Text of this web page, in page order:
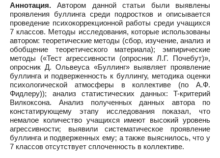
Аннотация. Автором данной статьи были выявлены
проявления буллинга среди подростков и описывается
проведение психокоррекционной работы среди учащихся
7 классов. Методы исследования, которые использованы
автором: теоретические методы (сбор, изучение, анализ и
обобщение теоретического материала); эмпирические
методы («Тест агрессивности (oпросник Л.Г. Почебут)»,
опросник Д. Ольвеуса «Буллинг» выявляет проявление
буллинга и подверженность к буллингу, методика оценки
психологической атмосферы в коллективе (по А.Ф.
Фидлеру)); анализ статистических данных: T-критерий
Вилкоксона. Анализ полученных данных автора по
констатирующему этапу исследования показал, что
немалое количество учащихся имеют высокий уровень
агрессивности; выявили систематическое проявление
буллинга и подверженных ему; а также выяснилось, что у
7 классов отсутствует сплоченность в коллективе.